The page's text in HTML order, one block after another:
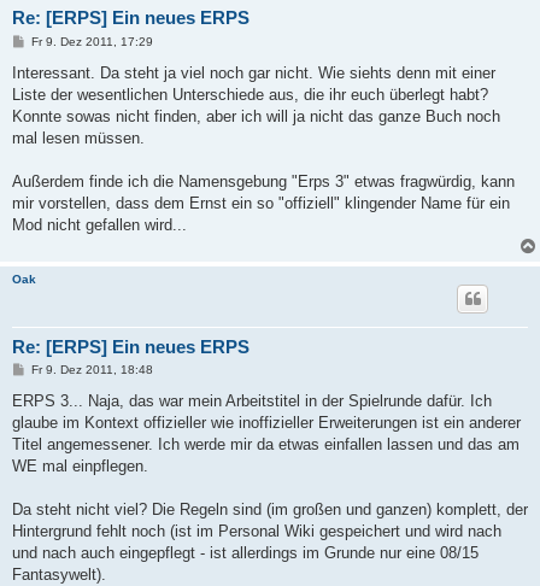
Re: [ERPS] Ein neues ERPS
B
i
r
a
Fr 9. Dez 2011, 17:29
Interessant. Da steht ja viel noch gar nicht. Wie siehts denn mit einer
Liste der wesentlichen Unterschiede aus, die ihr euch überlegt habt?
Konnte sowas nicht finden, aber ich will ja nicht das ganze Buch noch
mal lesen müssen.
Außerdem finde ich die Namensgebung "Erps 3" etwas fragwürdig, kann
mir vorstellen, dass dem Ernst ein so "offiziell" klingender Name für ein
Mod nicht gefallen wird...
Oak
Re: [ERPS] Ein neues ERPS
B
i
r
a
Fr 9. Dez 2011, 18:48
ERPS 3... Naja, das war mein Arbeitstitel in der Spielrunde dafür. Ich
glaube im Kontext offizieller wie inoffizieller Erweiterungen ist ein anderer
Titel angemessener. Ich werde mir da etwas einfallen lassen und das am
WE mal einpflegen.
Da steht nicht viel? Die Regeln sind (im großen und ganzen) komplett, der
Hintergrund fehlt noch (ist im Personal Wiki gespeichert und wird nach
und nach auch eingepflegt - ist allerdings im Grunde nur eine 08/15
Fantasywelt).